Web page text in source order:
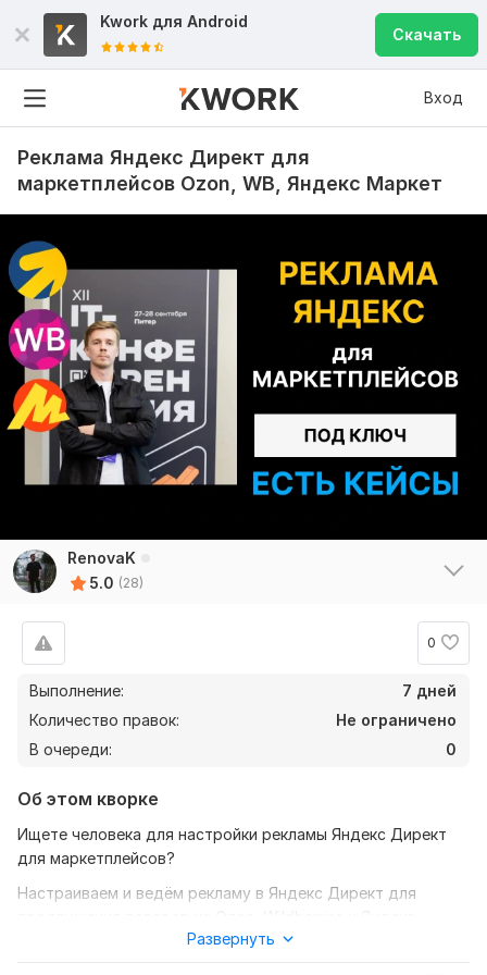
Kwork для Android
Скачать
Вход
Реклама Яндекс Директ для
маркетплейсов Ozon, WB, Яндекс Маркет
RenovaK
5.0 (28)
0
Выполнение:
7 дней
Количество правок:
Не ограничено
В очереди:
0
Об этом кворке
Ищете человека для настройки рекламы Яндекс Директ
для маркетплейсов?
Настраиваем и ведём рекламу в Яндекс Директ для
Развернуть